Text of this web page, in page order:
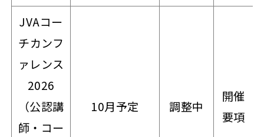
JVAコー
チカンフ
ァレンス
2026
（公認講
師・コー
10月予定 調整中
開催
要項